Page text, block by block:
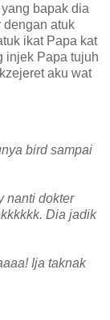
bapak dia
dengan atuk
ikat Papa kat
injek Papa tujuh
aku wat
bird sampai
nanti dokter
Dia jadik
Ija taknak